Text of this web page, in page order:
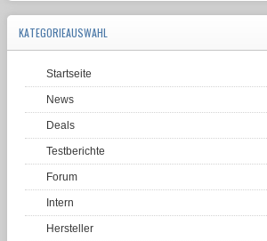
KATEGORIEAUSWAHL
Startseite
News
Deals
Testberichte
Forum
Intern
Hersteller